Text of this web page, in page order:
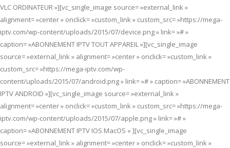
VLC ORDINATEUR »][vc_single_image source= »external_link »
alignment= »center » onclick= »custom_link » custom_src= »https://mega-
iptv.com/wp-content/uploads/2015/07/device.png » link= »# »
caption= »ABONNEMENT IPTV TOUT APPAREIL »][vc_single_image
source= »external_link » alignment= »center » onclick= »custom_link »
custom_src= »https://mega-iptv.com/wp-
content/uploads/2015/07/android.png » link= »# » caption= »ABONNEMENT
IPTV ANDROID »][vc_single_image source= »external_link »
alignment= »center » onclick= »custom_link » custom_src= »https://mega-
iptv.com/wp-content/uploads/2015/07/apple.png » link= »# »
caption= »ABONNEMENT IPTV IOS MacOS « ][vc_single_image
source= »external_link » alignment= »center » onclick= »custom_link »